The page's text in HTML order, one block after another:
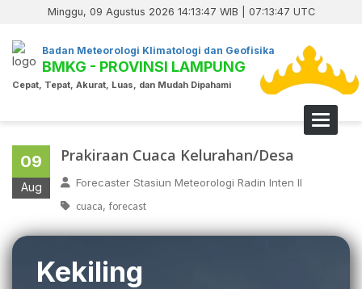
Minggu, 09 Agustus 2026 14:13:47 WIB | 07:13:47 UTC
Badan Meteorologi Klimatologi dan Geofisika
BMKG - PROVINSI LAMPUNG
Cepat, Tepat, Akurat, Luas, dan Mudah Dipahami
Toggle
09
Aug
Prakiraan Cuaca Kelurahan/Desa
Forecaster Stasiun Meteorologi Radin Inten II
cuaca, forecast
Kekiling